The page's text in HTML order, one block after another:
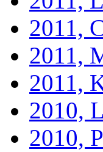
2011,
2011,
2011,
2010,
2010,